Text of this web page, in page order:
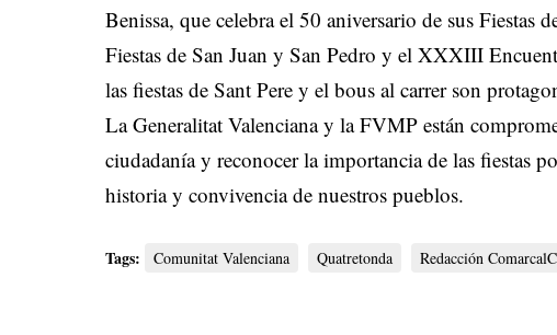
Benissa, que celebra el 50 aniversario de sus
Fiestas de San Juan y San Pedro y el XXXIII
las fiestas de Sant Pere y el bous al carrer son
La Generalitat Valenciana y la FVMP están
ciudadanía y reconocer la importancia de las fiestas
historia y convivencia de nuestros pueblos.
Tags: Comunitat Valenciana Quatretonda Redacción